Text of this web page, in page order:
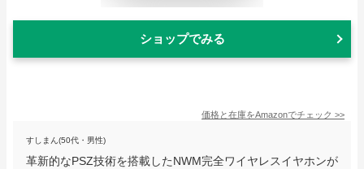
ショップでみる
価格と在庫をAmazonでチェック >>
すしまん(50代・男性)
革新的なPSZ技術を搭載したNWM完全ワイヤレスイヤホンが